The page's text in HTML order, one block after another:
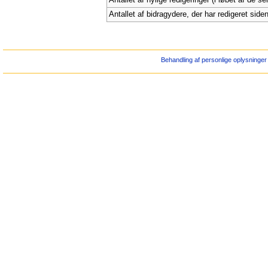
Antallet af bidragydere, der har redigeret
Behandling af personlige oplysninger